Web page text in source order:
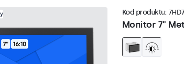
Monitor 7"
Kod produktu: